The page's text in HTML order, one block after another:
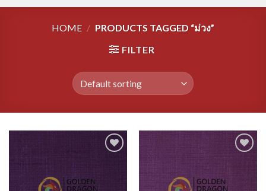
HOME / PRODUCTS TAGGED “ม่วง”
FILTER